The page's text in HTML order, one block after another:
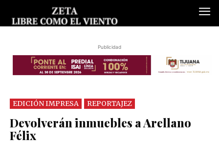
Publicidad
EDICIÓN IMPRESA REPORTAJEZ
Devolverán inmuebles a Arellano
Félix